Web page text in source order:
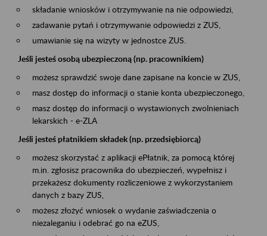
składanie wniosków i otrzymywanie na nie odpowiedzi,
zadawanie pytań i otrzymywanie odpowiedzi z ZUS,
umawianie się na wizyty w jednostce ZUS.
Jeśli jesteś osobą ubezpieczoną (np. pracownikiem)
możesz sprawdzić swoje dane zapisane na koncie w ZUS,
masz dostęp do informacji o stanie konta ubezpieczonego,
masz dostęp do informacji o wystawionych zwolnieniach
lekarskich - e-ZLA
Jeśli jesteś płatnikiem składek (np. przedsiębiorcą)
możesz skorzystać z aplikacji ePłatnik, za pomocą której
m.in. zgłosisz pracownika do ubezpieczeń, wypełnisz i
przekażesz dokumenty rozliczeniowe z wykorzystaniem
danych z bazy ZUS,
możesz złożyć wniosek o wydanie zaświadczenia o
niezaleganiu i odebrać go na eZUS,